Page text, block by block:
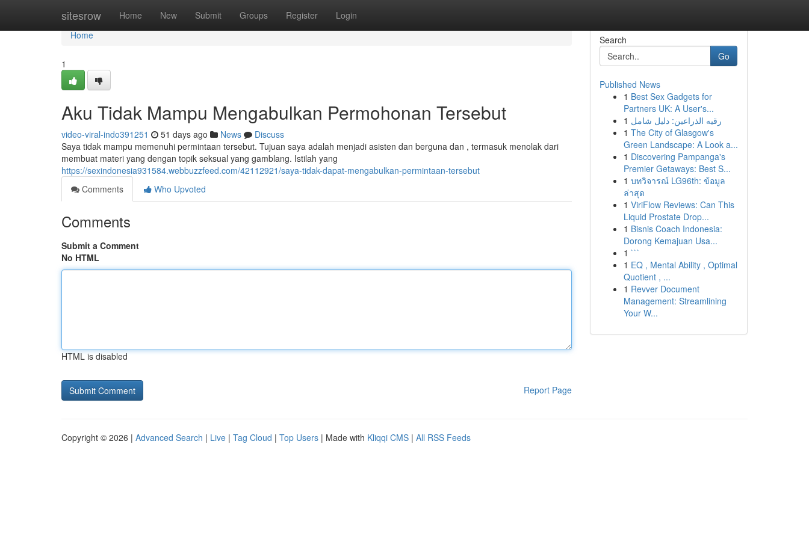
sitesrow Home New Submit Groups Register Login
Home
Home
1
Aku Tidak Mampu Mengabulkan Permohonan Tersebut
video-viral-indo391251 51 days ago News
Discuss
Saya tidak mampu memenuhi permintaan tersebut. Tujuan saya adalah menjadi asisten dan berguna dan , termasuk menolak dari
membuat materi yang dengan topik seksual yang gamblang. Istilah yang
https://sexindonesia931584.webbuzzfeed.com/42112921/saya-tidak-dapat-mengabulkan-permintaan-tersebut
Comments
Who Upvoted
Comments
Submit a Comment
No HTML
HTML is disabled
Report Page
Search
Go
Published News
1 Best Sex Gadgets for
Partners UK: A User's...
1 رقيه الذراعين: دليل شامل
1 The City of Glasgow's
Green Landscape: A Look a...
1 Discovering Pampanga's
Premier Getaways: Best S...
1 บทวิจารณ์ LG96th: ข้อมูล
ล่าสุด
1 ViriFlow Reviews: Can This
Liquid Prostate Drop...
1 Bisnis Coach Indonesia:
Dorong Kemajuan Usa...
1 ```
1 EQ , Mental Ability , Optimal
Quotient , ...
1 Revver Document
Management: Streamlining
Your W...
Copyright © 2026 | Advanced Search | Live | Tag Cloud | Top Users | Made with Kliqqi CMS | All RSS Feeds